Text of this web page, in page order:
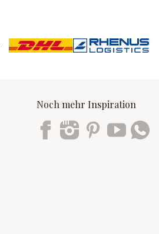
Noch mehr Inspiration